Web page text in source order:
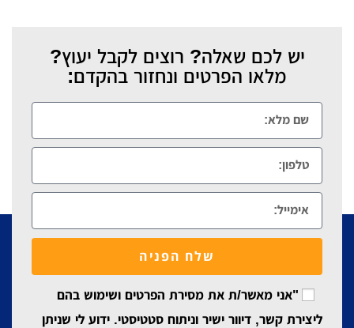
יש לכם שאלה? רוצים לקבל יעוץ?
מלאו הפרטים ונחזור בהקדם:
"אני מאשר/ת את מסירת הפרטים ושימוש בהם
ליצירת קשר, דיוור ישיר וניתוח סטטיסטי. ידוע לי שניתן
שלח הפניה